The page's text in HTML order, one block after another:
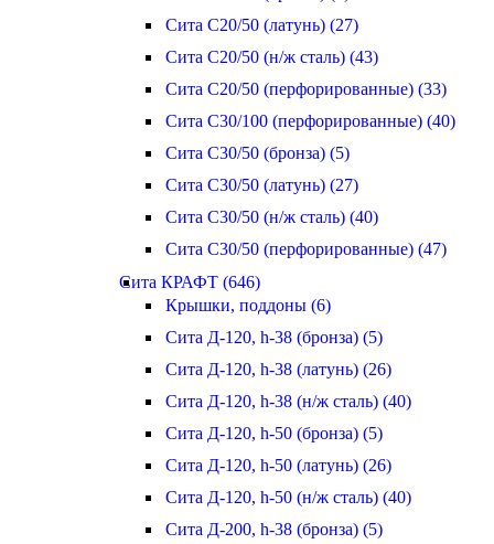
Сита С20/50 (латунь) (27)
Сита С20/50 (н/ж сталь) (43)
Сита С20/50 (перфорированные) (33)
Сита С30/100 (перфорированные) (40)
Сита С30/50 (бронза) (5)
Сита С30/50 (латунь) (27)
Сита С30/50 (н/ж сталь) (40)
Сита С30/50 (перфорированные) (47)
Сита КРАФТ (646)
Крышки, поддоны (6)
Сита Д-120, h-38 (бронза) (5)
Сита Д-120, h-38 (латунь) (26)
Сита Д-120, h-38 (н/ж сталь) (40)
Сита Д-120, h-50 (бронза) (5)
Сита Д-120, h-50 (латунь) (26)
Сита Д-120, h-50 (н/ж сталь) (40)
Сита Д-200, h-38 (бронза) (5)